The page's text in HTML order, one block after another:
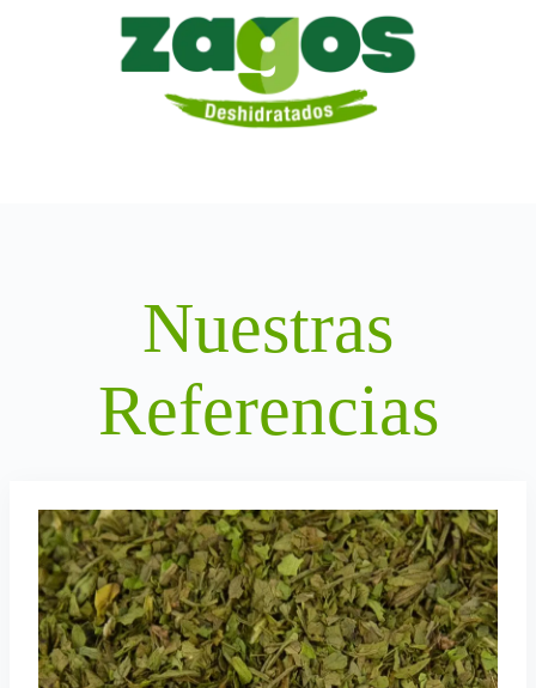
Nuestras
Referencias